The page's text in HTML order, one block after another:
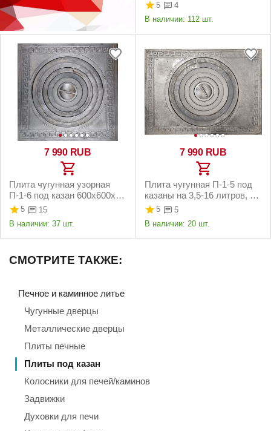
5
4
В наличии: 112 шт.
7 990 RUB
Плита чугунная узорная
П-1-6 под казан 600х600х18
мм5
15
В наличии: 37 шт.
7 990 RUB
Плита чугунная П-1-5 под
казаны на 3,5-16 литров, со
съёмными кольцами и
ребрами жестко...
5
5
В наличии: 20 шт.
СМОТРИТЕ ТАКЖЕ:
Печное и каминное литье
Чугунные дверцы
Металлические дверцы
Плиты печные
Плиты под казан
Колосники для печей/каминов
Задвижки
Духовки для печи